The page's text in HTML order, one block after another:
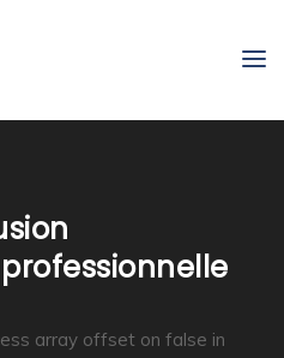
array offset on false in